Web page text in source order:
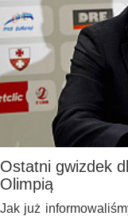
Ostatni gwizdek
Olimpią
Jak już